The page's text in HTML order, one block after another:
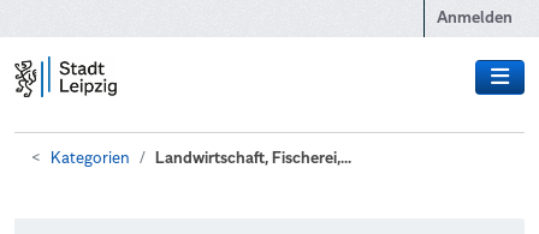
Anmelden
Kategorien Landwirtschaft, Fischerei,...